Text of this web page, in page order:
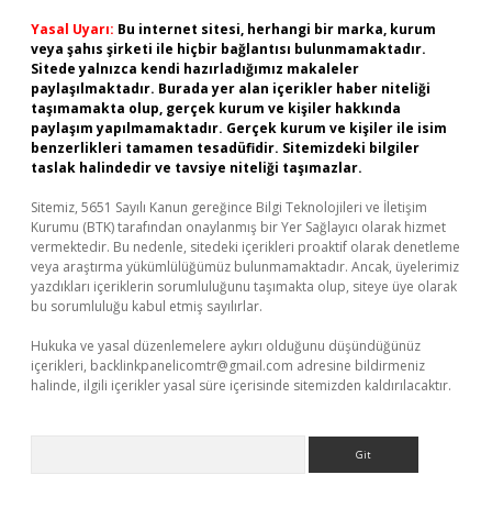
Yasal Uyarı: Bu internet sitesi, herhangi bir marka, kurum
veya şahıs şirketi ile hiçbir bağlantısı bulunmamaktadır.
Sitede yalnızca kendi hazırladığımız makaleler
paylaşılmaktadır. Burada yer alan içerikler haber niteliği
taşımamakta olup, gerçek kurum ve kişiler hakkında
paylaşım yapılmamaktadır. Gerçek kurum ve kişiler ile isim
benzerlikleri tamamen tesadüfidir. Sitemizdeki bilgiler
taslak halindedir ve tavsiye niteliği taşımazlar.
Sitemiz, 5651 Sayılı Kanun gereğince Bilgi Teknolojileri ve İletişim
Kurumu (BTK) tarafından onaylanmış bir Yer Sağlayıcı olarak hizmet
vermektedir. Bu nedenle, sitedeki içerikleri proaktif olarak denetleme
veya araştırma yükümlülüğümüz bulunmamaktadır. Ancak, üyelerimiz
yazdıkları içeriklerin sorumluluğunu taşımakta olup, siteye üye olarak
bu sorumluluğu kabul etmiş sayılırlar.
Hukuka ve yasal düzenlemelere aykırı olduğunu düşündüğünüz
içerikleri, backlinkpanelicomtr@gmail.com adresine bildirmeniz
halinde, ilgili içerikler yasal süre içerisinde sitemizden kaldırılacaktır.